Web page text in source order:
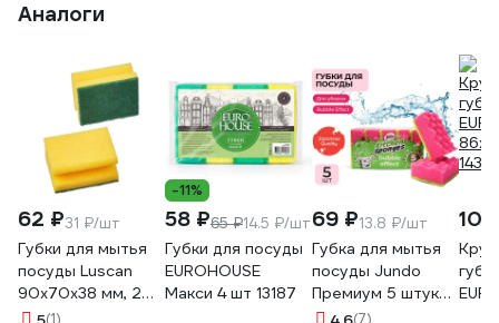
Аналоги
62 ₽31 ₽/шт
Губки для мытья
посуды Luscan
90x70x38 мм, 2
шт 550008
(1)
-11%
58 ₽65 ₽14.5 ₽/шт
Губки для посуды
EUROHOUSE
Макси 4 шт 13187
69 ₽13.8 ₽/шт
Губка для мытья
посуды Jundo
Премиум 5 штук
4903720021491
(7)